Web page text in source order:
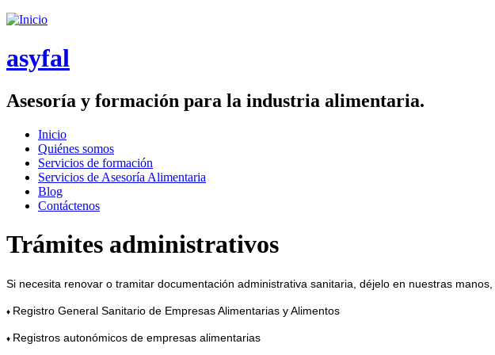
Saltar menu
asyfal
Asesoría y formación para la industria alimentaria.
Menú principal
Inicio
Quiénes somos
Servicios de formación
Servicios de Asesoría Alimentaria
Blog
Contáctenos
Trámites administrativos
Si necesita renovar o tramitar documentación administrativa sanitaria, déjelo en nuestras manos,
♦ Registro General Sanitario de Empresas Alimentarias y Alimentos
♦ Registros autonómicos de empresas alimentarias